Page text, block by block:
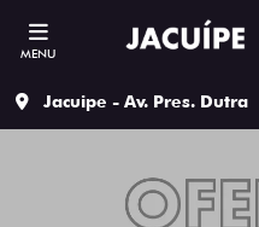
MENU
Jacuipe - Av. Pres. Dutra